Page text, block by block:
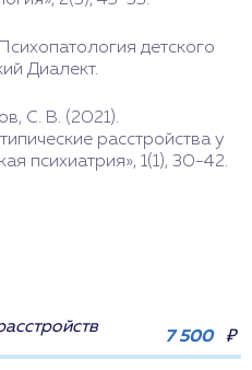
детского
Диалект.
С. В. (2021).
расстройства у
психиатрия», 1(1), 30-42.
7 500 ₽